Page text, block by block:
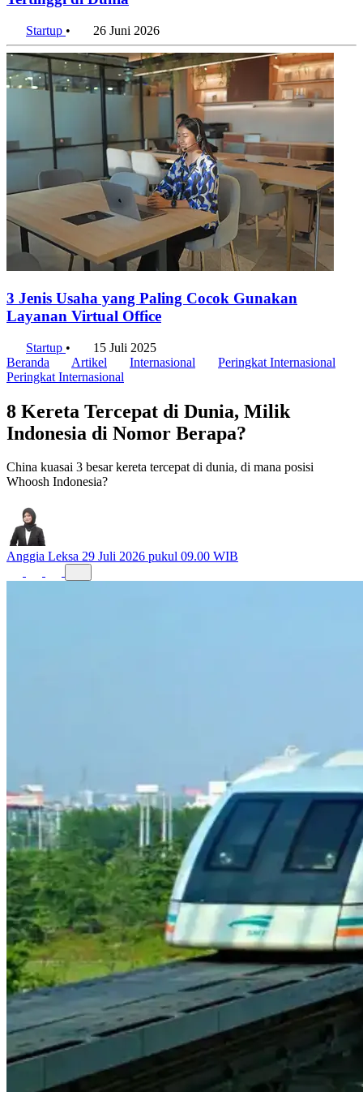
Startup • 26 Juni 2026
3 Jenis Usaha yang Paling Cocok Gunakan
Layanan Virtual Office
Startup •
15 Juli 2025
Beranda
Artikel Internasional
Peringkat Internasional
Peringkat Internasional
8 Kereta Tercepat di Dunia, Milik
Indonesia di Nomor Berapa?
China kuasai 3 besar kereta tercepat di dunia, di mana posisi
Whoosh Indonesia?
Anggia Leksa 29 Juli 2026 pukul 09.00 WIB